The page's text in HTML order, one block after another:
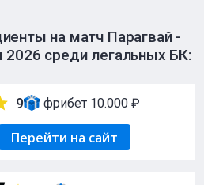
на матч Парагвай -
среди легальных БК:
9 фрибет 10.000 ₽
Перейти на сайт